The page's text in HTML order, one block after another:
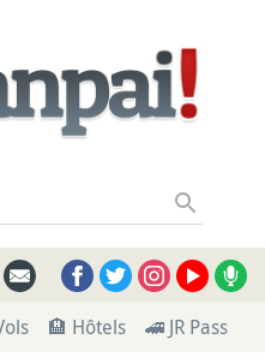
🏨 Hôtels 🚄 JR Pass